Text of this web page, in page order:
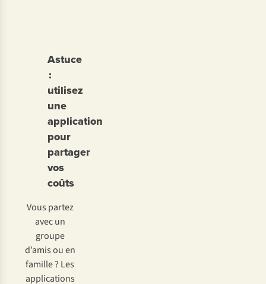
Astuce
:
utilisez
une
application
pour
partager
vos
coûts
Vous partez
avec un
groupe
d’amis ou en
famille ? Les
applications